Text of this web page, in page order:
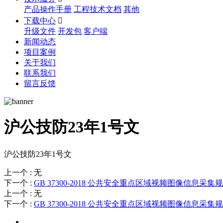
产品操作手册 工程技术文档 其他
下载中心 
升级文件 开发包 客户端
新闻动态
项目案例
关于我们
联系我们
留言反馈
沪公技防23年1号文
沪公技防23年1号文
上一个 : 无
下一个 : GB 37300-2018 公共安全重点区域视频图像信息采集
上一个 : 无
下一个 : GB 37300-2018 公共安全重点区域视频图像信息采集